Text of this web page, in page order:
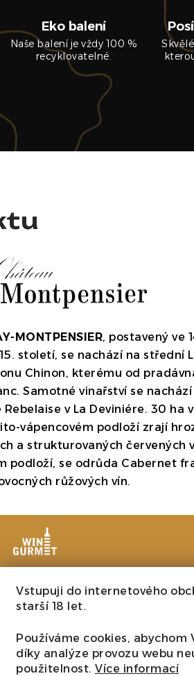
Vstupuji do internetového
starší 18 let.
Používáme cookies,
díky analýze provozu webu
použitelnost. Více informací
Eko balení
Naše balení je vždy 100 %
recyklovatelné.
MONTPENSIER, postavený ve
století, se nachází na střední
Chinon, kterému od
Samotné vinařství se nachází
v La Deviniére. 30 ha
vápencovém podloží zrají
a strukturovaných červených
podloží, se odrůda Cabernet
růžových vín.
o vinařství